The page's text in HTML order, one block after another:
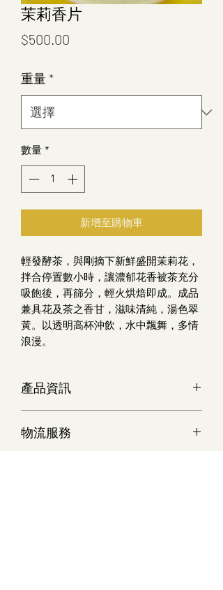
茉莉香片
$500.00
重量*
數量 *
新增至購物車
輕發酵茶，與剛摘下新鮮盛開茉莉花，
拌合停置數小時，讓濃郁花香被茶充分
吸飽後，再篩分，輕火烘焙即成。成品
兼具花及茶之香甘，滋味清純，湯色翠
黃。以透明高杯沖飲，水中飄舞，多情
浪漫。
產品資訊
物流服務